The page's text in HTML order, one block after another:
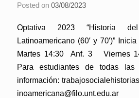
Posted on 03/08/2023
Optativa 2023 “Historia
Latinoamericano (60′ y 70′)”
Martes 14:30 Anf. 3 Viernes
Para estudiantes de todas
información:
inoamericana@filo.unt.edu.ar